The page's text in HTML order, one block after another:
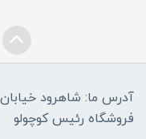
آدرس ما: شاهرود
فروشگاه رئیس کوچولو